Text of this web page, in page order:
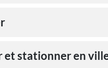
et stationner en